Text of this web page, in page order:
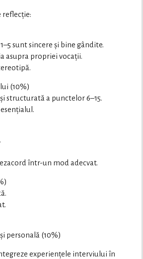
reflecție:
sunt sincere și bine gândite.
asupra propriei vocații.
(10%)
structurată a punctelor 6–15.
într-un mod adecvat.
personală (10%)
experiențele interviului în